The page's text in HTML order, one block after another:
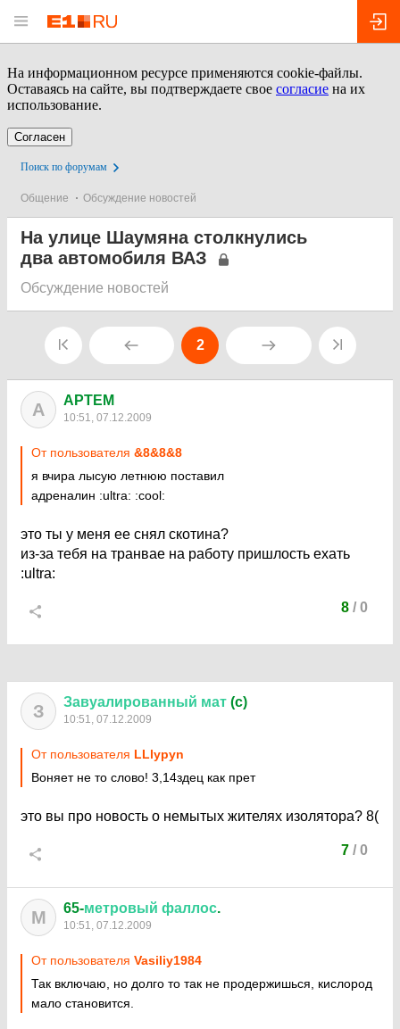
На информационном ресурсе применяются cookie-файлы.
Оставаясь на сайте, вы подтверждаете свое согласие на их
использование.
Согласен
Поиск по форумам
Общение Обсуждение новостей
На улице Шаумяна столкнулись
два автомобиля ВАЗ
Обсуждение новостей
2
A APTEM
10:51, 07.12.2009
От пользователя &8&8&8
я вчира лысую летнюю поставил
адреналин :ultra: :cool:
это ты у меня ее снял скотина?
из-за тебя на транвае на работу пришлость ехать
:ultra:
8/ 0
З Завуалированный мат (c)
10:51, 07.12.2009
От пользователя LLlypyn
Воняет не то слово! 3,14здец как прет
это вы про новость о немытых жителях изолятора? 8(
7/ 0
М 65-метровый фаллос.
10:51, 07.12.2009
От пользователя Vasiliy1984
Так включаю, но долго то так не продержишься, кислород
мало становится.